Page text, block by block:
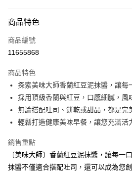
信用卡一次付款
LINE Pay
悠遊付
Google Pay
全盈+PAY
ATM付款
商品特色
商品編號
11655868
商品特色
探索美味大師香蘭紅豆泥抹醬，讓每
採用頂級香蘭與紅豆，口感細膩，風
無論搭配吐司、餅乾或甜品，都是完
輕鬆打造健康美味早餐，讓您充滿活
銷售重點
〔美味大師〕香蘭紅豆泥抹醬，讓每一
抹醬不僅適合搭配吐司，還可以成為您